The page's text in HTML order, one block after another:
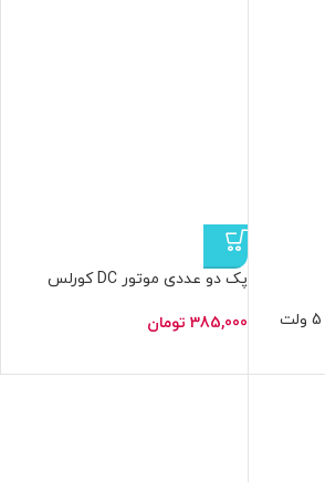
پک دو عددی موتور DC کورلس
385,000 تومان